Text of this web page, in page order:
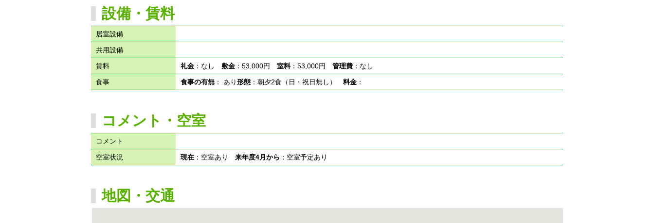
設備・賃料
居室設備
共用設備
賃料 礼金：なし 敷金：53,000円 室料：53,000円 管理費：なし
食事 食事の有無： あり形態：朝夕2食（日・祝日無し） 料金：
コメント・空室
コメント
空室状況 現在：空室あり 来年度4月から ：空室予定あり
地図・交通